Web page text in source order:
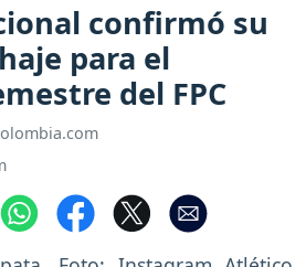
confirmó su
para el
del FPC